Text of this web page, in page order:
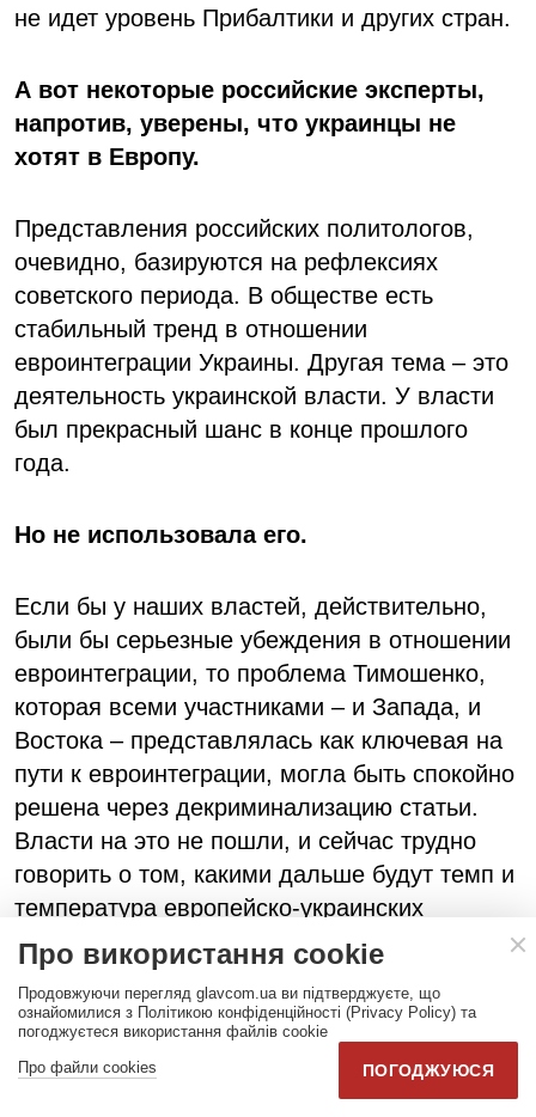
не идет уровень Прибалтики и других стран.
А вот некоторые российские эксперты,
напротив, уверены, что украинцы не
хотят в Европу.
Представления российских политологов,
очевидно, базируются на рефлексиях
советского периода. В обществе есть
стабильный тренд в отношении
евроинтеграции Украины. Другая тема – это
деятельность украинской власти. У власти
был прекрасный шанс в конце прошлого
года.
Но не использовала его.
Если бы у наших властей, действительно,
были бы серьезные убеждения в отношении
евроинтеграции, то проблема Тимошенко,
которая всеми участниками – и Запада, и
Востока – представлялась как ключевая на
пути к евроинтеграции, могла быть спокойно
решена через декриминализацию статьи.
Власти на это не пошли, и сейчас трудно
говорить о том, какими дальше будут темп и
температура европейско-украинских
отношений. Закончилось
председательствование Польши, началось
председательствование Германии. После
председательствования Ежи Бузека,
которого называют адвокатом Украины,
прогрессия пика надежд значительно
Про використання cookie
Продовжуючи перегляд glavcom.ua ви підтверджуєте, що
ознайомилися з Політикою конфіденційності (Privacy Policy) та
погоджуєтеся використання файлів cookie
Про файли cookies
ПОГОДЖУЮСЯ